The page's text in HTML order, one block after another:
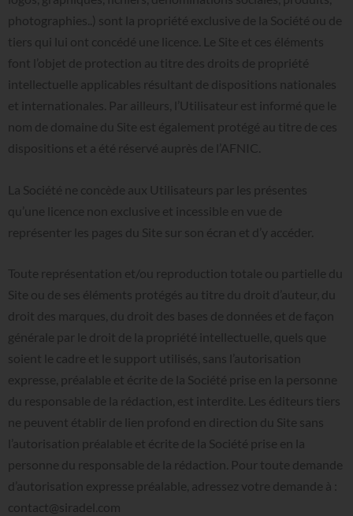
photographies..) sont la propriété exclusive de la Société ou de
tiers qui lui ont concédé une licence. Le Site et ces éléments
font l’objet de protection au titre des droits de propriété
intellectuelle applicables résultant de dispositions nationales
et internationales. Par ailleurs, l’Utilisateur est informé que le
nom de domaine du Site est également protégé au titre de ces
dispositions et a été réservé auprès de l’AFNIC.
La Société ne concède aux Utilisateurs par les présentes
qu’une licence non exclusive et incessible en vue de
représenter les pages du Site sur son écran et d’y accéder.
Toute représentation et/ou reproduction totale ou partielle du
Site ou de ses éléments protégés au titre du droit d’auteur, du
droit des marques, du droit des bases de données et de façon
générale par le droit de la propriété intellectuelle, quels que
soient le cadre et le support utilisés, sans l’autorisation
expresse, préalable et écrite de la Société prise en la personne
du responsable de la rédaction, est interdite. Les éditeurs tiers
ne peuvent établir de lien profond en direction du Site sans
l’autorisation préalable et écrite de la Société prise en la
personne du responsable de la rédaction. Pour toute demande
d’autorisation expresse préalable, adressez votre demande à :
contact@siradel.com